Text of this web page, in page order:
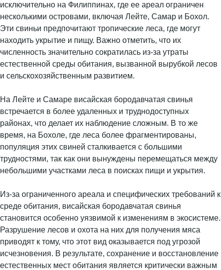
исключительно на Филиппинах, где ее ареал ограничен
несколькими островами, включая Лейте, Самар и Бохол.
Эти свиньи предпочитают тропические леса, где могут
находить укрытие и пищу. Важно отметить, что их
численность значительно сократилась из-за утраты
естественной среды обитания, вызванной вырубкой лесов
и сельскохозяйственным развитием.
На Лейте и Самаре висайская бородавчатая свинья
встречается в более удаленных и труднодоступных
районах, что делает их наблюдение сложным. В то же
время, на Бохоле, где леса более фрагментированы,
популяция этих свиней сталкивается с большими
трудностями, так как они вынуждены перемещаться между
небольшими участками леса в поисках пищи и укрытия.
Из-за ограниченного ареала и специфических требований к
среде обитания, висайская бородавчатая свинья
становится особенно уязвимой к изменениям в экосистеме.
Разрушение лесов и охота на них для получения мяса
приводят к тому, что этот вид оказывается под угрозой
исчезновения. В результате, сохранение и восстановление
естественных мест обитания является критически важным